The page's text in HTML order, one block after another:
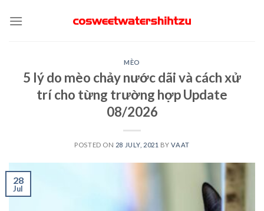
MÈO
5 lý do mèo chảy nước dãi và cách xử
trí cho từng trường hợp Update
08/2026
POSTED ON 28 JULY, 2021 BYVAAT
28
Jul